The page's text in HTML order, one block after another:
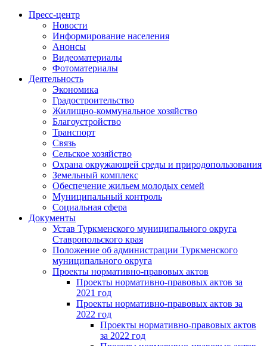
Пресс-центр
Новости
Информирование населения
Анонсы
Видеоматериалы
Фотоматериалы
Деятельность
Экономика
Градостроительство
Жилищно-коммунальное хозяйство
Благоустройство
Транспорт
Связь
Сельское хозяйство
Охрана окружающей среды и природопользования
Земельный комплекс
Обеспечение жильем молодых семей
Муниципальный контроль
Социальная сфера
Документы
Устав Туркменского муниципального округа
Ставропольского края
Положение об администрации Туркменского
муниципального округа
Проекты нормативно-правовых актов
Проекты нормативно-правовых актов за
2021 год
Проекты нормативно-правовых актов за
2022 год
Проекты нормативно-правовых актов
за 2022 год